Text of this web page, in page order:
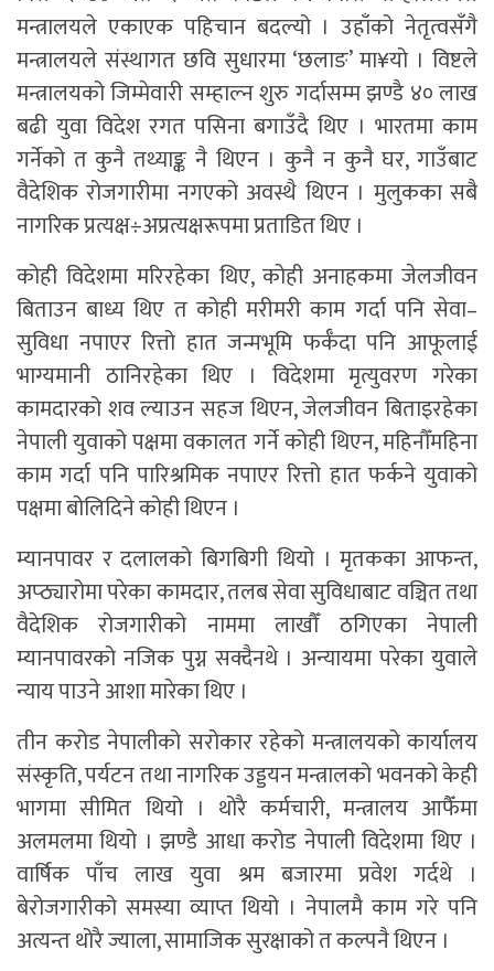
मन्त्रालयले एकाएक पहिचान बदल्यो । उहाँको नेतृत्वसँगै
मन्त्रालयले संस्थागत छवि सुधारमा ‘छलाङ’ मा¥यो । विष्टले
मन्त्रालयको जिम्मेवारी सम्हाल्न शुरु गर्दासम्म झण्डै ४० लाख
बढी युवा विदेश रगत पसिना बगाउँदै थिए । भारतमा काम
गर्नेको त कुनै तथ्याङ्क नै थिएन । कुनै न कुनै घर, गाउँबाट
वैदेशिक रोजगारीमा नगएको अवस्थै थिएन । मुलुकका सबै
नागरिक प्रत्यक्ष÷अप्रत्यक्षरूपमा प्रताडित थिए ।
कोही विदेशमा मरिरहेका थिए, कोही अनाहकमा जेलजीवन
बिताउन बाध्य थिए त कोही मरीमरी काम गर्दा पनि सेवा–
सुविधा नपाएर रित्तो हात जन्मभूमि फर्कँदा पनि आफूलाई
भाग्यमानी ठानिरहेका थिए । विदेशमा मृत्युवरण गरेका
कामदारको शव ल्याउन सहज थिएन, जेलजीवन बिताइरहेका
नेपाली युवाको पक्षमा वकालत गर्ने कोही थिएन, महिनौँमहिना
काम गर्दा पनि पारिश्रमिक नपाएर रित्तो हात फर्कने युवाको
पक्षमा बोलिदिने कोही थिएन ।
म्यानपावर र दलालको बिगबिगी थियो । मृतकका आफन्त,
अप्ठ्यारोमा परेका कामदार, तलब सेवा सुविधाबाट वञ्चित तथा
वैदेशिक रोजगारीको नाममा लाखौँ ठगिएका नेपाली
म्यानपावरको नजिक पुग्न सक्दैनथे । अन्यायमा परेका युवाले
न्याय पाउने आशा मारेका थिए ।
तीन करोड नेपालीको सरोकार रहेको मन्त्रालयको कार्यालय
संस्कृति, पर्यटन तथा नागरिक उड्डयन मन्त्रालको भवनको केही
भागमा सीमित थियो । थोरै कर्मचारी, मन्त्रालय आफैँमा
अलमलमा थियो । झण्डै आधा करोड नेपाली विदेशमा थिए ।
वार्षिक पाँच लाख युवा श्रम बजारमा प्रवेश गर्दथे ।
बेरोजगारीको समस्या व्याप्त थियो । नेपालमै काम गरे पनि
अत्यन्त थोरै ज्याला, सामाजिक सुरक्षाको त कल्पनै थिएन ।